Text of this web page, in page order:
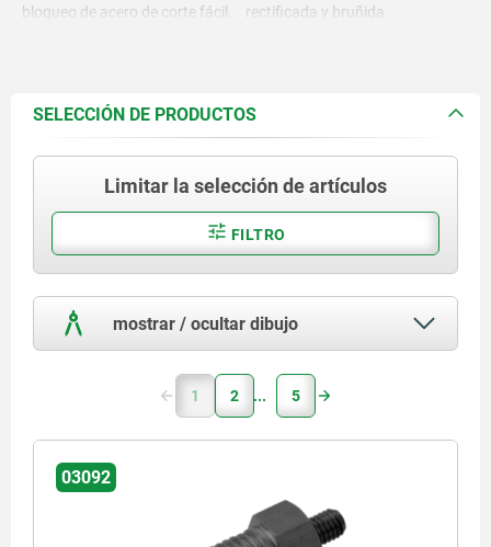
bloqueo de acero de corte fácil.
Casquillo roscado 1.4305.
Clavija de bloqueo endurecida
1.4034.
Clavija de bloqueo no endurecido
1.4305
rectificada y bruñida.
Clavija de bloqueo endurecida y
rectificada, con acabado
Clavija de bloqueo no
endurecida, rectificada, acabado
natural.
SELECCIÓN DE PRODUCTOS
Limitar la selección de artículos
FILTRO
mostrar / ocultar dibujo
1 2 5
03092